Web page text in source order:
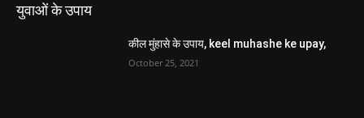
युवाओं के उपाय
कील मुंहासे के उपाय, keel muhashe ke upay,
October 25, 2021